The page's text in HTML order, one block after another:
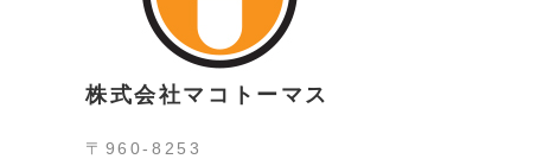
株式会社マコトーマス
〒960-8253